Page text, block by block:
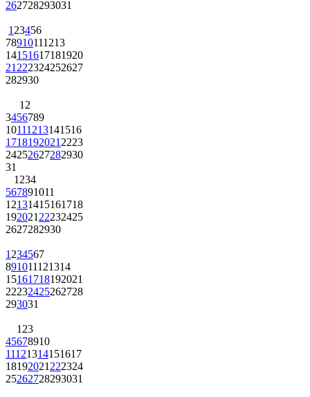
7891011
141516171819
21222324252627
28 2930
567
10111213
17181920212223
2425262728 2930
31
1
678910
1213141516
19202122232425
262728 2930
8 9101112
151617181920
22232425262728
293031
6 78
1112131415
18192021222324
25262728 293031